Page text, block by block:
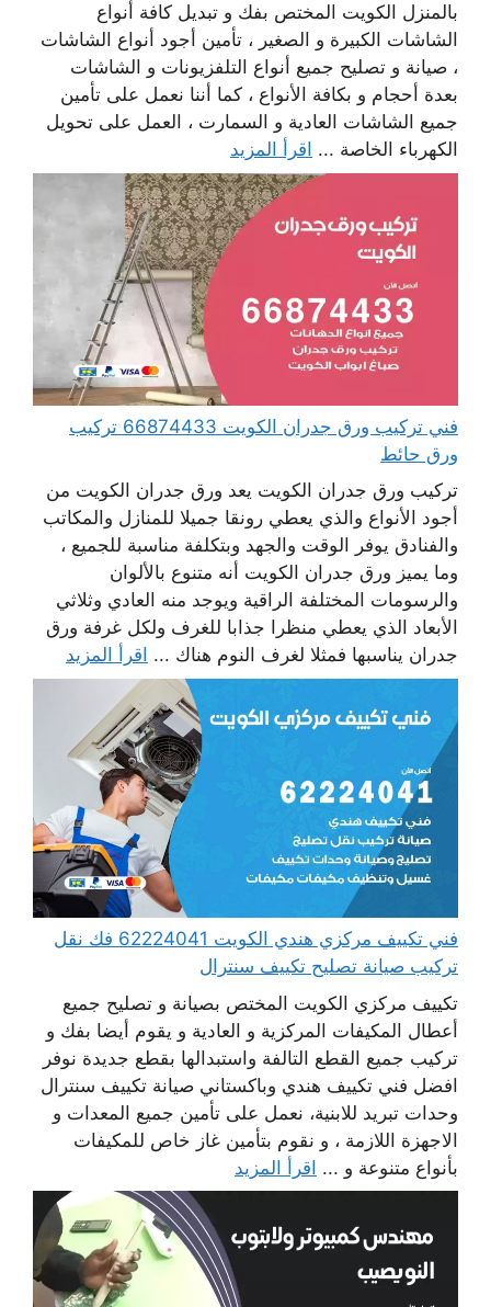
بالمنزل الكويت المختص بفك و تبديل كافة أنواع
الشاشات الكبيرة و الصغير ، تأمين أجود أنواع الشاشات
، صيانة و تصليح جميع أنواع التلفزيونات و الشاشات
بعدة أحجام و بكافة الأنواع ، كما أننا نعمل على تأمين
جميع الشاشات العادية و السمارت ، العمل على تحويل
الكهرباء الخاصة ... اقرأ المزيد
فني تركيب ورق جدران الكويت 66874433 تركيب
ورق حائط
تركيب ورق جدران الكويت يعد ورق جدران الكويت من
أجود الأنواع والذي يعطي رونقا جميلا للمنازل والمكاتب
والفنادق يوفر الوقت والجهد وبتكلفة مناسبة للجميع ،
وما يميز ورق جدران الكويت أنه متنوع بالألوان
والرسومات المختلفة الراقية ويوجد منه العادي وثلاثي
الأبعاد الذي يعطي منظرا جذابا للغرف ولكل غرفة ورق
جدران يناسبها فمثلا لغرف النوم هناك ... اقرأ المزيد
فني تكييف مركزي هندي الكويت 62224041 فك نقل
تركيب صيانة تصليح تكييف سنترال
تكييف مركزي الكويت المختص بصيانة و تصليح جميع
أعطال المكيفات المركزية و العادية و يقوم أيضا بفك و
تركيب جميع القطع التالفة واستبدالها بقطع جديدة نوفر
افضل فني تكييف هندي وباكستاني صيانة تكييف سنترال
وحدات تبريد للابنية، نعمل على تأمين جميع المعدات و
الاجهزة اللازمة ، و نقوم بتأمين غاز خاص للمكيفات
بأنواع متنوعة و ... اقرأ المزيد